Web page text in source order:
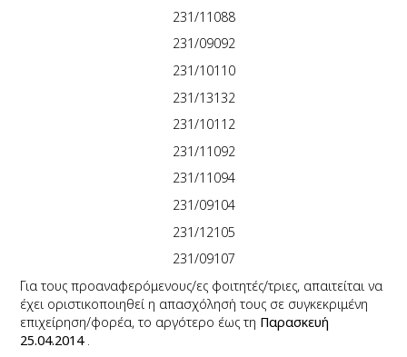
231/11088
231/09092
231/10110
231/13132
231/10112
231/11092
231/11094
231/09104
231/12105
231/09107
Για τους προαναφερόμενους/ες φοιτητές/τριες, απαιτείται να
έχει οριστικοποιηθεί η απασχόλησή τους σε συγκεκριμένη
επιχείρηση/φορέα, το αργότερο έως τη Παρασκευή
25.04.2014.